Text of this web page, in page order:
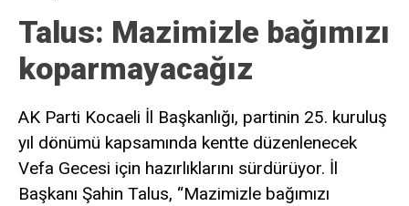
Talus: Mazimizle bağımızı
koparmayacağız
AK Parti Kocaeli İl Başkanlığı, partinin 25. kuruluş
yıl dönümü kapsamında kentte düzenlenecek
Vefa Gecesi için hazırlıklarını sürdürüyor. İl
Başkanı Şahin Talus, “Mazimizle bağımızı